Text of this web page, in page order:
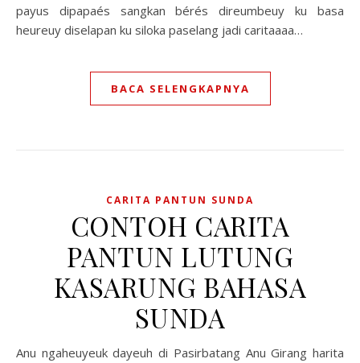
payus dipapaés sangkan bérés direumbeuy ku basa
heureuy diselapan ku siloka paselang jadi caritaaaa…
BACA SELENGKAPNYA
CARITA PANTUN SUNDA
CONTOH CARITA
PANTUN LUTUNG
KASARUNG BAHASA
SUNDA
Anu ngaheuyeuk dayeuh di Pasirbatang Anu Girang harita